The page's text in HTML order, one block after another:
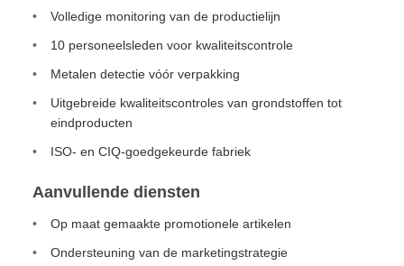
Volledige monitoring van de productielijn
10 personeelsleden voor kwaliteitscontrole
Metalen detectie vóór verpakking
Uitgebreide kwaliteitscontroles van grondstoffen tot
eindproducten
ISO- en CIQ-goedgekeurde fabriek
Aanvullende diensten
Op maat gemaakte promotionele artikelen
Ondersteuning van de marketingstrategie